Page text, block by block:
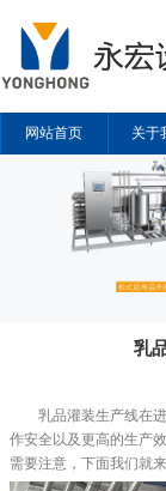
网站首页 关于
合作
乳
乳品灌装生产线在进
作安全以及更高的生产
需要注意，下面我们就